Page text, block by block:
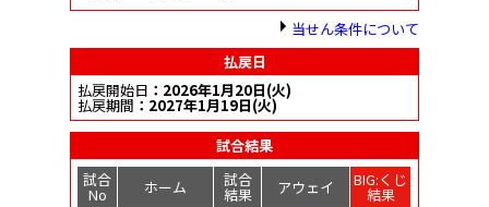
当せん条件について
払戻日
払戻開始日 ：2026年1月20日(火)
払戻期間 ：2027年1月19日(火)
試合結果
試合
No ホーム 試合
結果 アウェイ BIG:くじ
結果